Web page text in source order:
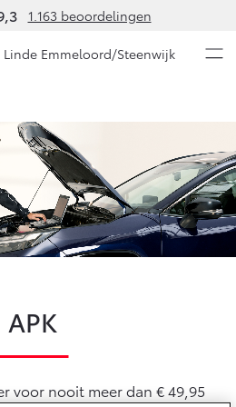
1.163 beoordelingen
Linde Emmeloord/Steenwijk
Yaris
HYBRIDE
APK
voor nooit meer dan € 49,95